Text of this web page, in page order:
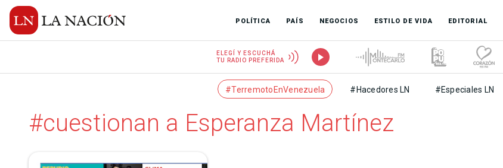
POLÍTICA PAÍS NEGOCIOS ESTILO DE VIDA EDITORIAL
ELEGÍ Y ESCUCHÁ
TU RADIO PREFERIDA
#TerremotoEnVenezuela #Hacedores LN #Especiales LN
#cuestionan a Esperanza Martínez